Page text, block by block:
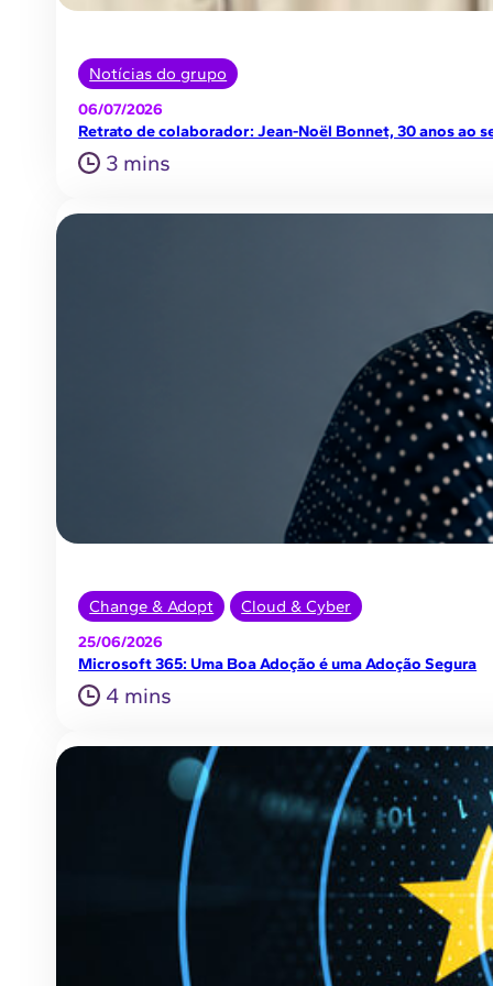
Notícias do grupo
06/07/2026
Retrato de colaborador: Jean-Noël Bonnet, 30 anos ao
3 mins
Change & Adopt Cloud & Cyber
25/06/2026
Microsoft 365: Uma Boa Adoção é uma Adoção Segura
4 mins